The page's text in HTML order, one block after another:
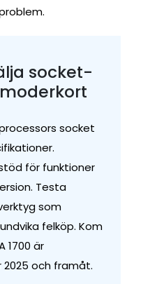
socket-
socket
för funktioner
Testa
som
felköp. Kom
1700 är
och framåt.